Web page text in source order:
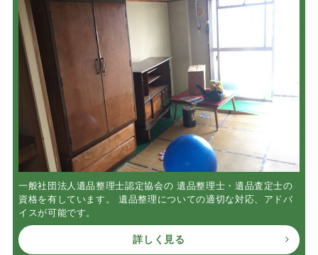
一般社団法人遺品整理士認定協会の 遺品整理士・遺品査定士の
資格を有しています。 遺品整理についての適切な対応、アドバ
イスが可能です。
詳しく見る